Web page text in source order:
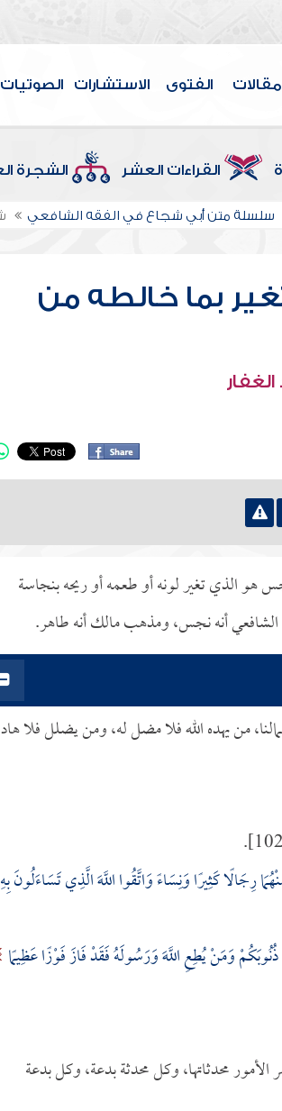
مقالات الفتوى الاستشارات الصوتيات
القراءات العشر الشجرة
سلسلة متن أبي شجاع في الفقه الشافعي
بما خالطه من
هو الذي تغير لونه أو طعمه أو ريحه بنجاسة
الشافعي أنه نجس، ومذهب مالك أنه طاهر.
من يهده الله فلا مضل له، ومن يضلل فلا
كَثِيرًا وَنِسَاءً وَاتَّقُوا اللَّهَ الَّذِي تَسَاءَلُونَ بِهِ
وَمَنْ يُطِعِ اللَّهَ وَرَسُولَهُ فَقَدْ فَازَ فَوْزًا عَظِيمًا
محدثاتها، وكل محدثة بدعة، وكل بدعة